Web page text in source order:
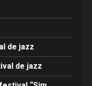
de jazz
de jazz